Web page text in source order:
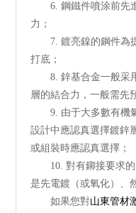
6. 鋼鐵件噴涂前先
力；
7. 鍍亮鎳的鋼件為
打底；
8. 鋅基合金一般采
層的結合力，一般需先
9. 由于大多數有機
設計中應認真選擇鍍鋅
或組裝時應認真選擇；
10. 對有鉚接要求
是先電鍍（或氧化）、
如果您對山東管材